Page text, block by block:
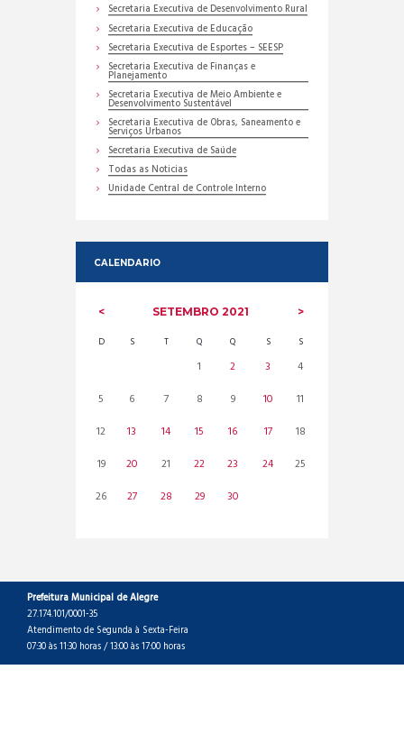
Secretaria Executiva de Desenvolvimento Rural
Secretaria Executiva de Educação
Secretaria Executiva de Esportes – SEESP
Secretaria Executiva de Finanças e
Planejamento
Secretaria Executiva de Meio Ambiente e
Desenvolvimento Sustentável
Secretaria Executiva de Obras, Saneamento e
Serviços Urbanos
Secretaria Executiva de Saúde
Todas as Noticias
Unidade Central de Controle Interno
CALENDARIO
SETEMBRO 2021
D S T Q Q S S
1 2 3
4
5
6 7 8 9 10
11
12
13 14 15 16 17
18
19
20 21 22 23 24
25
26
27 28 29 30
Prefeitura Municipal de Alegre
27.174.101/0001-35
Atendimento de Segunda à Sexta-Feira
07:30 às 11:30 horas / 13:00 às 17:00 horas